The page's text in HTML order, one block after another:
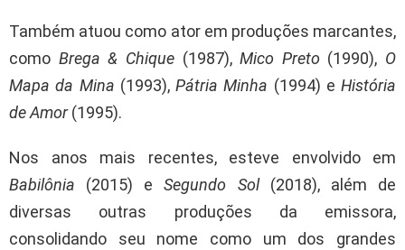
Também atuou como ator em produções marcantes,
como Brega & Chique(1987),Mico Preto (1990), O
Mapa da Mina (1993), Pátria Minha (1994) e História
de Amor(1995).
Nos anos mais recentes, esteve envolvido em
Babilônia (2015) eSegundo Sol(2018), além de
diversas outras produções da emissora,
consolidando seu nome como um dos grandes